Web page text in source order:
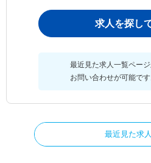
求人を探し
最近見た求人一覧ページ
お問い合わせが可能です
最近見た求